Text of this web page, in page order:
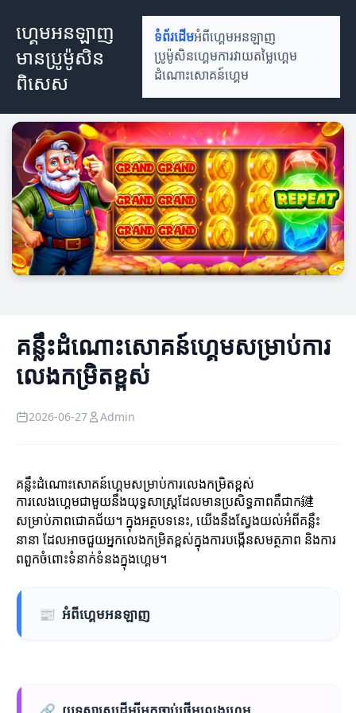
ហ្គេមអនឡាញ
មានប្រូម៉ូសិន
ពិសេស
ទំព័រដើមអំពីហ្គេមអនឡាញ
ប្រូម៉ូសិនហ្គេមការវាយតម្លៃហ្គេម
ដំណោះសោគន៍ហ្គេម
គន្លឹះដំណោះសោគន៍ហ្គេមសម្រាប់ការ
លេងកម្រិតខ្ពស់
2026-06-27 Admin
គន្លឹះដំណោះសោគន៍ហ្គេមសម្រាប់ការលេងកម្រិតខ្ពស់
ការលេងហ្គេមជាមួយនឹងយុទ្ធសាស្ត្រដែលមានប្រសិទ្ធភាពគឺជាក鍵
សម្រាប់ភាពជោគជ័យ។ ក្នុងអត្ថបទនេះ, យើងនឹងស្វែងយល់អំពីគន្លឹះ
នានា ដែលអាចជួយអ្នកលេងកម្រិតខ្ពស់ក្នុងការបង្កើនសមត្ថភាព និងការ
ពពួកចំពោះទំនាក់ទំនងក្នុងហ្គេម។
📰 អំពីហ្គេមអនឡាញ